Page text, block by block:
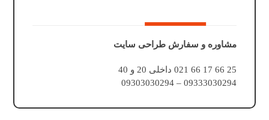
مشاوره و سفارش طراحی سایت
25 66 17 66 021 داخلی 20 و 40
09333030294 – 09303030294